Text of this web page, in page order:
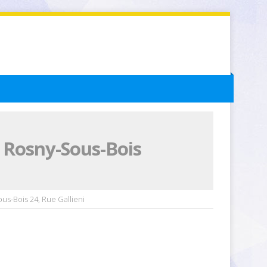
Sous-Bois
Bois 24, Rue Gallieni